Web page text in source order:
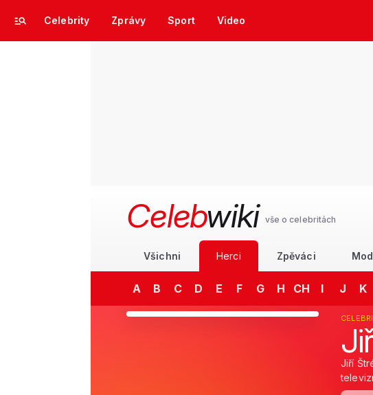
Celebrity Zprávy Sport Video
Celebwiki vše o celebritách
Všichni Herci Zpěváci
A B C D E F G H CH I J K
Jiří